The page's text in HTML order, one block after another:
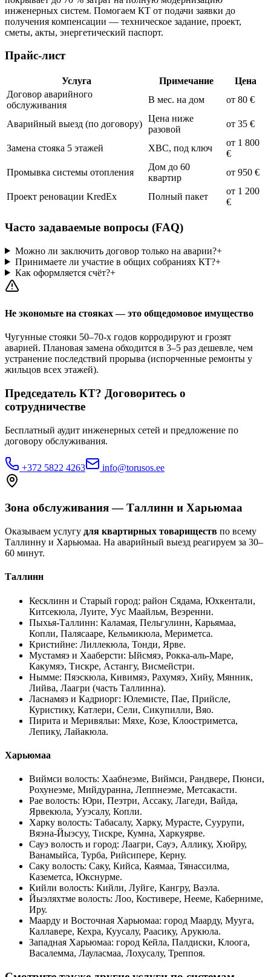
инженерных систем. Помогаем КТ от подачи заявки до
получения компенсации — техническое задание, проект,
сметы, акты, энергетический паспорт.
Прайс-лист
Услуга Примечание
Цена
Договор аварийного
обслуживания
В мес. на дом от 80 €
Аварийный выезд (по договору)
Цена ниже
разовой
от 35 €
Замена стояка 5 этажей ХВС, под ключ
от 1 800
€
Промывка системы отопления
Дом до 60
квартир
от 950 €
Проект реновации KredEx Полный пакет
от 1 200
€
Часто задаваемые вопросы (FAQ)
Можно ли заключить договор только на аварии?+
Принимаете ли участие в общих собраниях КТ?+
Как оформляется счёт?+
Не экономьте на стояках — это общедомовое имущество
Чугунные стояки 50–70-х годов корродируют и грозят
аварией. Плановая замена обходится в 3–5 раз дешевле, чем
устранение последствий прорыва (испорченные ремонты у
жильцов всех этажей).
Председатель КТ? Договоритесь о
сотрудничестве
Бесплатный аудит инженерных сетей и предложение по
договору обслуживания.
+372 5822 4263 info@torusos.ee
Зона обслуживания — Таллинн и Харьюмаа
Оказываем услугу для квартирных товариществ по всему
Таллинну и Харьюмаа. На аварийный выезд реагируем за 30–
60 минут.
Таллинн
Кесклинн и Старый город: район Сядама, Юхкентали,
Китсекюла, Луите, Уус Маайльм, Веэренни.
Пыхья-Таллинн: Каламая, Пельгулинн, Карьямаа,
Копли, Палясааре, Кельмикюла, Мериметса.
Кристийне: Лиллекюла, Тонди, Ярве.
Мустамяэ и Хааберсти: Ыйсмяэ, Рокка-аль-Маре,
Какумяэ, Тискре, Астангу, Висмейстри.
Нымме: Пяэскюла, Кивимяэ, Рахумяэ, Хийу, Мянник,
Лийва, Лаагри (часть Таллинна).
Ласнамяэ и Кадриорг: Юлемисте, Пае, Прийсле,
Куристику, Катлери, Сели, Сикупилли, Вяо.
Пирита и Меривяльи: Мяхе, Козе, Клоостриметса,
Лепику, Лайакюла.
Харьюмаа
Виймси волость: Хаабнеэме, Виймси, Рандвере, Пюнси,
Рохунеэме, Мийдуранна, Леппнеэме, Метсакасти.
Рае волость: Юри, Пеэтри, Ассаку, Лагеди, Вайда,
Ярвекюла, Ууэсалу, Копли.
Харку волость: Табасалу, Харку, Мурасте, Суурупи,
Вяэна-Йыэсуу, Тискре, Кумна, Харкуярве.
Сауэ волость и город: Лаагри, Сауэ, Аллику, Хюйру,
Ванамыйса, Турба, Рийсипере, Керну.
Саку волость: Саку, Кийса, Каямаа, Тянассилма,
Каземетса, Юкснурме.
Кийли волость: Кийли, Луйге, Кангру, Ваэла.
Йыэляхтме волость: Лоо, Костивере, Нееме, Каберниме,
Иру.
Маарду и Восточная Харьюмаа: город Маарду, Муугa,
Каллавере, Кехра, Куусалу, Раасику, Арукюла.
Западная Харьюмаа: город Кейла, Палдиски, Клоога,
Васалемма, Лауласмаа, Лохусалу, Треппоя.